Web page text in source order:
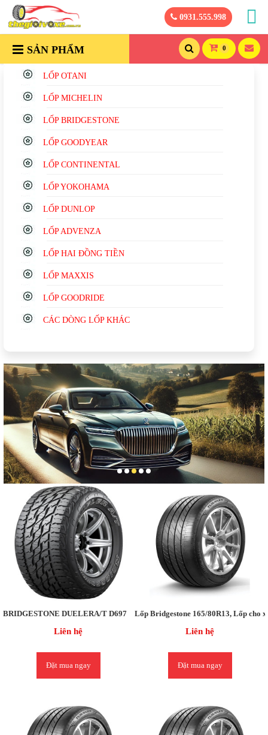
0931.555.998
SẢN PHẨM 0
LỐP OTANI
LỐP MICHELIN
LỐP BRIDGESTONE
LỐP GOODYEAR
LỐP CONTINENTAL
LỐP YOKOHAMA
LỐP DUNLOP
LỐP ADVENZA
LỐP HAI ĐỒNG TIỀN
LỐP MAXXIS
LỐP GOODRIDE
CÁC DÒNG LỐP KHÁC
BRIDGESTONE DUELERA/T D697
Liên hệ
Đặt mua ngay
Lốp Bridgestone 165/80R13, Lốp cho
Liên hệ
Đặt mua ngay